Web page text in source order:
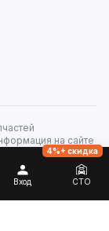
на сайте
и не является
Вход СТО
4%+ скидка